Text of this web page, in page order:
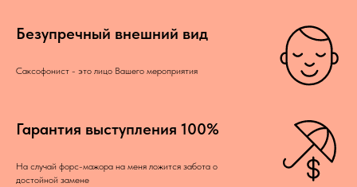
Безупречный внешний вид
Саксофонист - это лицо Вашего мероприятия
Гарантия выступления 100%
На случай форс-мажора на меня ложится забота о
достойной замене